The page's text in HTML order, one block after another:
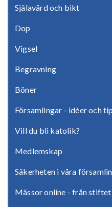
Själavård och bikt
Dop
Vigsel
Begravning
Böner
Församlingar - idéer och
Vill du bli katolik?
Medlemskap
Säkerheten i våra
Mässor online - från